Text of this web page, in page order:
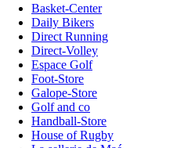
Basket-Center
Daily Bikers
Direct Running
Direct-Volley
Espace Golf
Foot-Store
Galope-Store
Golf and co
Handball-Store
House of Rugby